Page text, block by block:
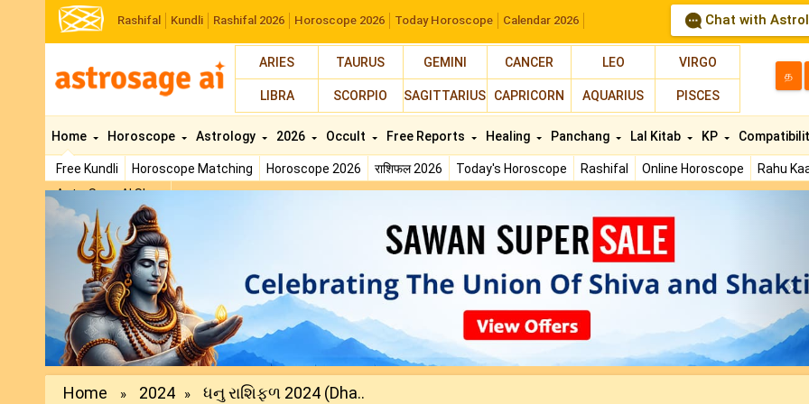
Rashifal Kundli Rashifal 2026 Horoscope 2026 Today Horoscope Calendar 2026 Chat with
ARIES TAURUS GEMINI CANCER LEO VIRGO
LIBRA SCORPIO SAGITTARIUS CAPRICORN AQUARIUS PISCES
த
Home
Free Kundli Horoscope Matching Horoscope 2026 राशिफल 2026 Today's Horoscope Rashifal Online Horoscope Rahu
AstroSage AI Shop
Horoscope Astrology 2026 Occult Free Reports Healing Panchang Lal Kitab KP
Previous
Home » 2024 » ધનુ રાશિફળ 2024 (Dha..